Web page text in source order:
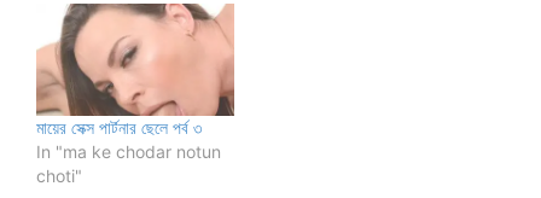
মায়ের সেক্স পার্টনার ছেলে পর্ব ৩
In "ma ke chodar notun
choti"